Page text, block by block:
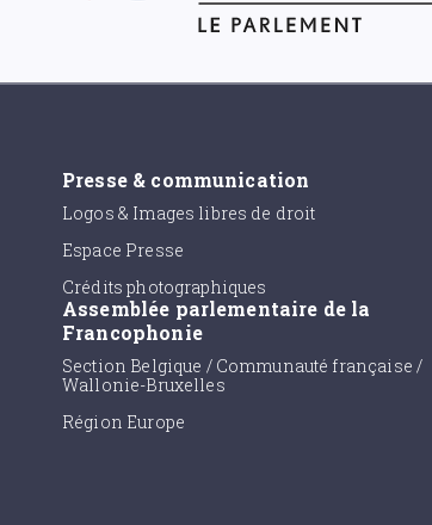
Presse & communication
Logos & Images libres de droit
Espace Presse
Crédits photographiques
Assemblée parlementaire de la
Francophonie
Section Belgique / Communauté française /
Wallonie-Bruxelles
Région Europe